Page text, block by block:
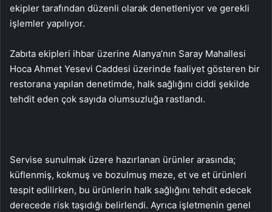
ekipler tarafından düzenli olarak denetleniyor ve gerekli
işlemler yapılıyor.
Zabıta ekipleri ihbar üzerine Alanya’nın Saray Mahallesi
Hoca Ahmet Yesevi Caddesi üzerinde faaliyet gösteren bir
restorana yapılan denetimde, halk sağlığını ciddi şekilde
tehdit eden çok sayıda olumsuzluğa rastlandı.
Servise sunulmak üzere hazırlanan ürünler arasında;
küflenmiş, kokmuş ve bozulmuş meze, et ve et ürünleri
tespit edilirken, bu ürünlerin halk sağlığını tehdit edecek
derecede risk taşıdığı belirlendi. Ayrıca işletmenin genel